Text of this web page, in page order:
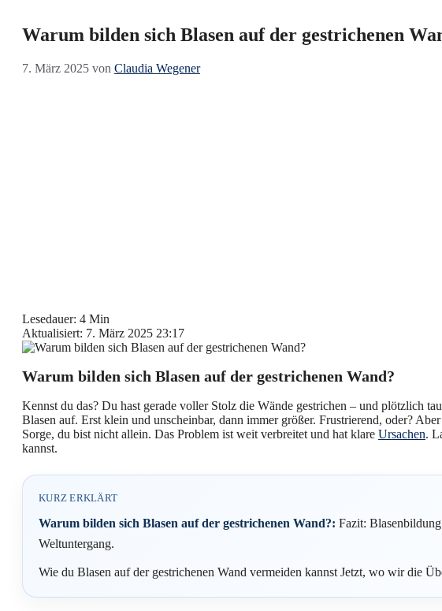
Warum bilden sich Blasen auf der gestrichenen
7. März 2025 von Claudia Wegener
Lesedauer: 4 Min
Aktualisiert: 7. März 2025 23:17
Warum bilden sich Blasen auf der gestrichenen Wand?
Kennst du das? Du hast gerade voller Stolz die Wände gestrichen – und plötzlich
Blasen auf. Erst klein und unscheinbar, dann immer größer. Frustrierend, oder?
Sorge, du bist nicht allein. Das Problem ist weit verbreitet und hat klare Ursachen.
kannst.
KURZ ERKLÄRT
Warum bilden sich Blasen auf der gestrichenen Wand?: Fazit:
Weltuntergang.
Wie du Blasen auf der gestrichenen Wand vermeiden kannst Jetzt, wo wir die